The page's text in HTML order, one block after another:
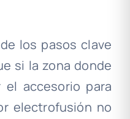
los pasos clave
si la zona donde
accesorio para
electrofusión no